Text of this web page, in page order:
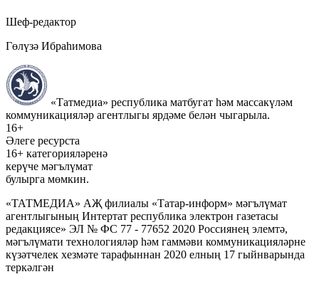
Шеф-редактор
Гөлүзә Ибраһимова
«Татмедиа» республика матбугат һәм массакүләм
коммуникацияләр агентлыгы ярдәме белән чыгарыла.
16+
Әлеге ресурста
16+ категорияләренә
керүче мәгълүмат
булырга мөмкин.
«ТАТМЕДИА» АҖ филиалы «Татар-информ» мәгълүмат
агентлыгының Интертат республика электрон газетасы
редакциясе» ЭЛ № ФС 77 - 77652 2020 Россиянең элемтә,
мәгълүмати технологияләр һәм гаммәви коммуникацияләрне
күзәтчелек хезмәте тарафыннан 2020 елның 17 гыйнварында
теркәлгән